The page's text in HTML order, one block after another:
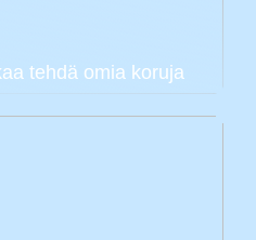
tehdä omia koruja